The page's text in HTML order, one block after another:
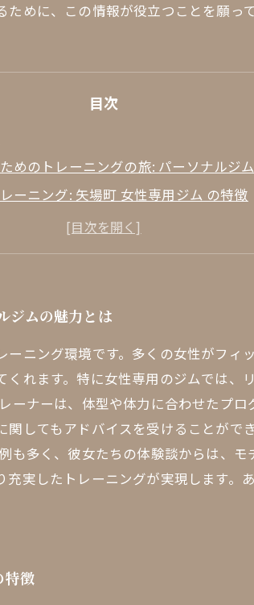
めに、この情報が役立つことを願って
目次
めのトレーニングの旅: パーソナルジ
ーニング: 矢場町 女性専用ジム の特徴
チベーション: 矢場町での充実したフ
性パーソナルジム での体験談
場町 パーソナルジム での変化
ジムの魅力とは
ニング環境です。多くの女性がフィ
れます。特に女性専用のジムでは、
ーナーは、体型や体力に合わせたプ
してもアドバイスを受けることが
も多く、彼女たちの体験談からは、
実したトレーニングが実現します
特徴